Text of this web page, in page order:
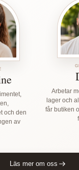
och den
av
Arbetar
lager och
får butiken
Läs mer om oss